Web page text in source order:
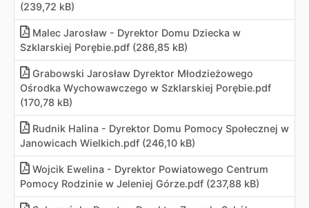
(239,72 kB)
Malec Jarosław - Dyrektor Domu Dziecka w
Szklarskiej Porębie.pdf (286,85 kB)
Grabowski Jarosław Dyrektor Młodzieżowego
Ośrodka Wychowawczego w Szklarskiej Porębie.pdf
(170,78 kB)
Rudnik Halina - Dyrektor Domu Pomocy Społecznej w
Janowicach Wielkich.pdf (246,10 kB)
Wojcik Ewelina - Dyrektor Powiatowego Centrum
Pomocy Rodzinie w Jeleniej Górze.pdf (237,88 kB)